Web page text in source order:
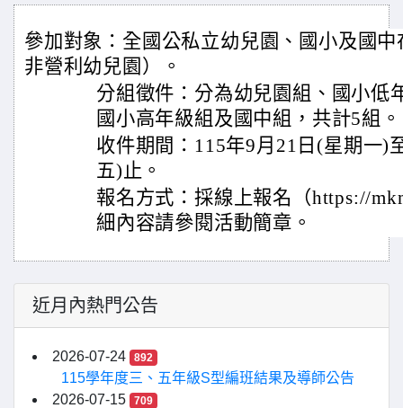
參加對象：全國公私立幼兒園、國小及國
非營利幼兒園）。
分組徵件：分為幼兒園組、國小低
國小高年級組及國中組，共計5組。
收件期間：115年9月21日(星期一)
五)止。
報名方式：採線上報名（https://
細內容請參閱活動簡章。
近月內熱門公告
2026-07-24 892
115學年度三、五年級S型編班結果及導師公告
2026-07-15
709